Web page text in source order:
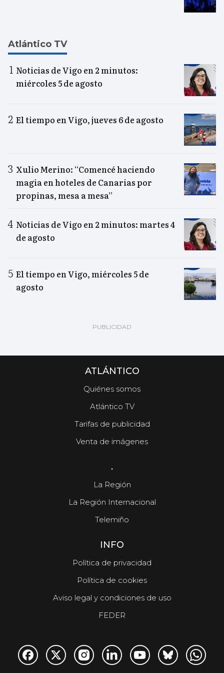
Atlántico TV
Noticias de Vigo en 2 minutos:
miércoles 5 de agosto
El tiempo en Vigo, jueves 6 de agosto
Xulio Merino: “Comencé haciendo
magia en hoteles de Canarias por
propinas, mesa a mesa”
Noticias de Vigo en 2 minutos: martes 4
de agosto
El tiempo en Vigo, miércoles 5 de
agosto
ATLÁNTICO
Quiénes somos
Atlántico TV
Tarifas de publicidad
Venta de imágenes
.
La Región
La Región Internacional
Telemiño
INFO
Política de privacidad
Política de cookies
Aviso legal y condiciones de uso
FEDER